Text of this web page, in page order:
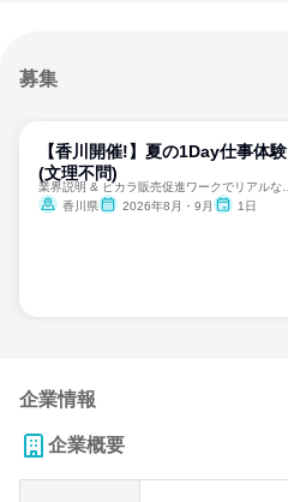
募集
【香川開催!】夏の1Day仕事体験
(文理不問)
香川県
2026年8月・9月 1日
企業情報
企業概要